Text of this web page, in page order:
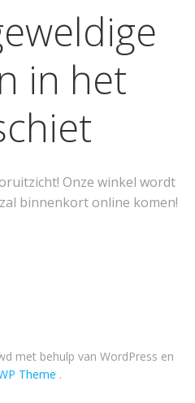
in het
Onze winkel wordt
binnenkort online komen!
met behulp van WordPress en
Theme .